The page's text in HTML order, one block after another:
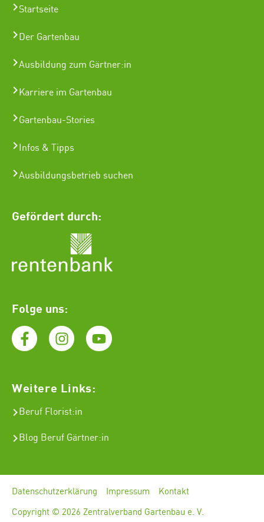
Startseite
Der Gartenbau
Ausbildung zum Gärtner:in
Karriere im Gartenbau
Gartenbau-Stories
Infos & Tipps
Ausbildungsbetrieb suchen
Gefördert durch:
Folge uns:
Weitere Links:
Beruf Florist:in
Blog Beruf Gärtner:in
Datenschutzerklärung Impressum Kontakt
Copyright © 2026 Zentralverband Gartenbau e. V.